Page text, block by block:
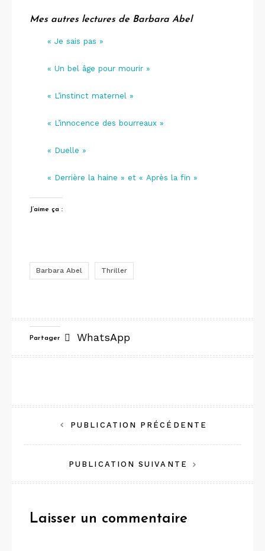
Mes autres lectures de Barbara Abel
« Je sais pas »
« Un bel âge pour mourir »
« L’instinct maternel »
« L’innocence des bourreaux »
« Duelle »
« Derrière la haine » et « Après la fin »
J’aime ça :
Barbara Abel Thriller
Partager WhatsApp
Navigation
de
l’article
PUBLICATION PRÉCÉDENTE
PUBLICATION SUIVANTE
Laisser un commentaire